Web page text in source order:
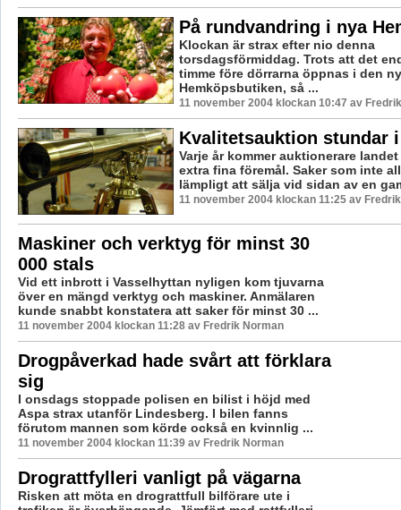
På rundvandring i nya
Klockan är strax efter nio denna
torsdagsförmiddag. Trots att det
timme före dörrarna öppnas i den
Hemköpsbutiken, så ...
11 november 2004 klockan 10:47 av
Kvalitetsauktion stundar
Varje år kommer auktionerare
extra fina föremål. Saker som inte
lämpligt att sälja vid sidan av en
11 november 2004 klockan 11:25 av
Maskiner och verktyg för minst 30
000 stals
Vid ett inbrott i Vasselhyttan nyligen kom tjuvarna
över en mängd verktyg och maskiner. Anmälaren
kunde snabbt konstatera att saker för minst 30 ...
11 november 2004 klockan 11:28 av Fredrik Norman
Drogpåverkad hade svårt att förklara
sig
I onsdags stoppade polisen en bilist i höjd med
Aspa strax utanför Lindesberg. I bilen fanns
förutom mannen som körde också en kvinnlig ...
11 november 2004 klockan 11:39 av Fredrik Norman
Drograttfylleri vanligt på vägarna
Risken att möta en drograttfull bilförare ute i